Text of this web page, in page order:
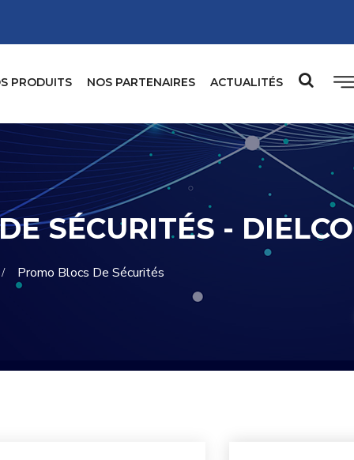
PRODUITS NOS PARTENAIRES ACTUALITÉS
SÉCURITÉS - DIELCO
Promo Blocs De Sécurités